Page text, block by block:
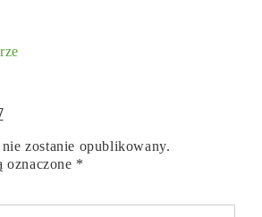
zostanie opublikowany.
oznaczone *